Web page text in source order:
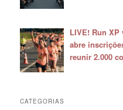
LIVE! Run XP
abre
reunir 2.000
CATEGORIAS